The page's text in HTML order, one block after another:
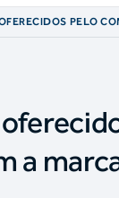
PELO
a